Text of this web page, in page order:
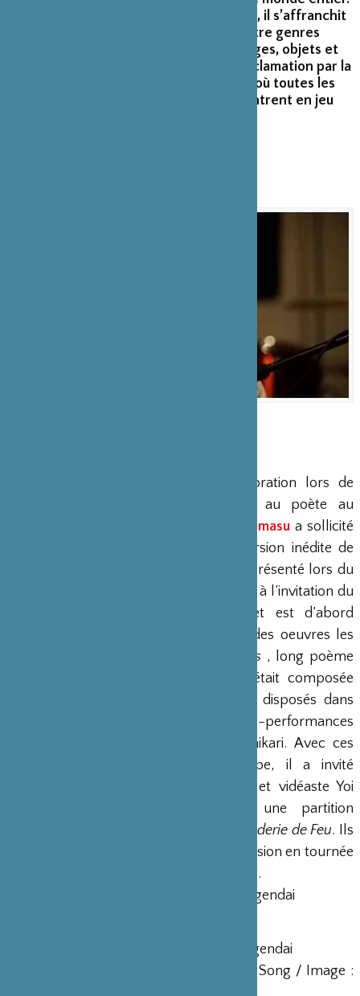
Également calligraphe et photographe, il s’affranchit
des distinctions traditionnelles entre genres
poétiques, combinant poèmes et images, objets et
vidéos renouvelant la pratique de la déclamation par la
puissance de ses lectures publiques, où toutes les
ressources de la voix et du souffle entrent en jeu
À la suite de leur première collaboration lors de
l’exposition rétrospective consacrée au poète au
Gōzõ Yoshimasu a sollicité
pour une version inédite de
présenté lors du
Festival SIAF de Sapporo en août 2017 à l’invitation du
. Ce projet est d’abord
conçu comme une exposition d’une des oeuvres les
Ishikari Sheets , long poème
écrit à partir de 1994. L’exposition était composée
d’installations, de dessins manuscrits disposés dans
l’espace, d’objets divers, de vidéos-performances
réalisées cet été-là sur la rivière Ishikari. Avec ces
matériaux et sur un même principe, il a invité
Kukangendai ainsi que le réalisateur et vidéaste Yoi
Suzuki pour concevoir avec lui une partition
La Broderie de Feu. Ils
présentent ensemble une nouvelle version en tournée
eu Europe et au Centre Pompidou Metz.
Un projet de Gõzõ Yoshimasu et Kukangendai
Production : Gõzõ Yoshimasu et Kukangendai
En collaboration avec / Son : Ki Moon Song / Image :